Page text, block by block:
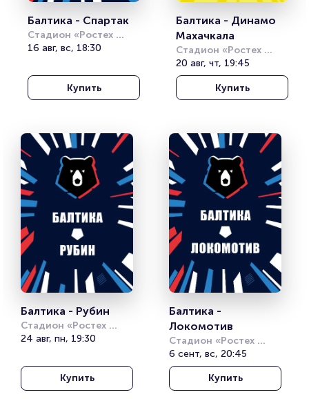
Балтика - Спартак
Стадион «Ростех
Арена»
16 авг, вс, 18:30
Купить
Балтика - Динамо
Махачкала
Стадион «Ростех
Арена»
20 авг, чт, 19:45
Купить
Балтика - Рубин
Стадион «Ростех
Арена»
24 авг, пн, 19:30
Купить
Балтика -
Локомотив
Стадион «Ростех
Арена»
6 сент, вс, 20:45
Купить